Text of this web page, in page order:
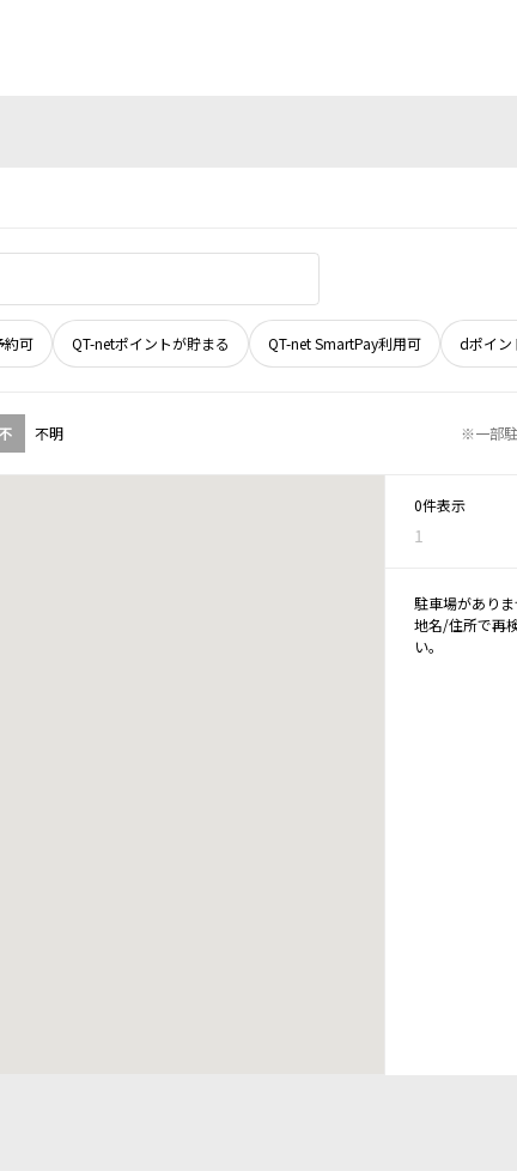
約可 QT-netポイントが貯まる QT-net SmartPay利用可 dポイン
不 不明 ※一部
0件表示
1
駐車場がありま
地名/住所で再
い。